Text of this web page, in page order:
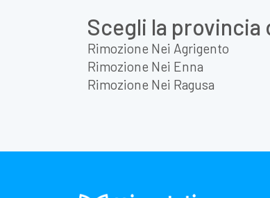
Scegli la
Rimozione Nei Agrigento
Rimozione Nei Enna
Rimozione Nei Ragusa